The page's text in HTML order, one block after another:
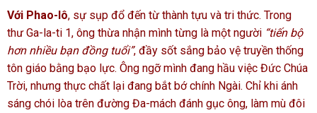
Với Phao-lô, sự sụp đổ đến từ thành tựu và tri thức. Trong
thư Ga-la-ti 1, ông thừa nhận mình từng là một người “tiến bộ
hơn nhiều bạn đồng tuổi”, đầy sốt sắng bảo vệ truyền thống
tôn giáo bằng bạo lực. Ông ngỡ mình đang hầu việc Đức Chúa
Trời, nhưng thực chất lại đang bắt bớ chính Ngài. Chỉ khi ánh
sáng chói lòa trên đường Đa-mách đánh gục ông, làm mù đôi